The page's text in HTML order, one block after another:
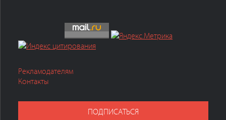
Рекламодателям
Контакты
ПОДПИСАТЬСЯ